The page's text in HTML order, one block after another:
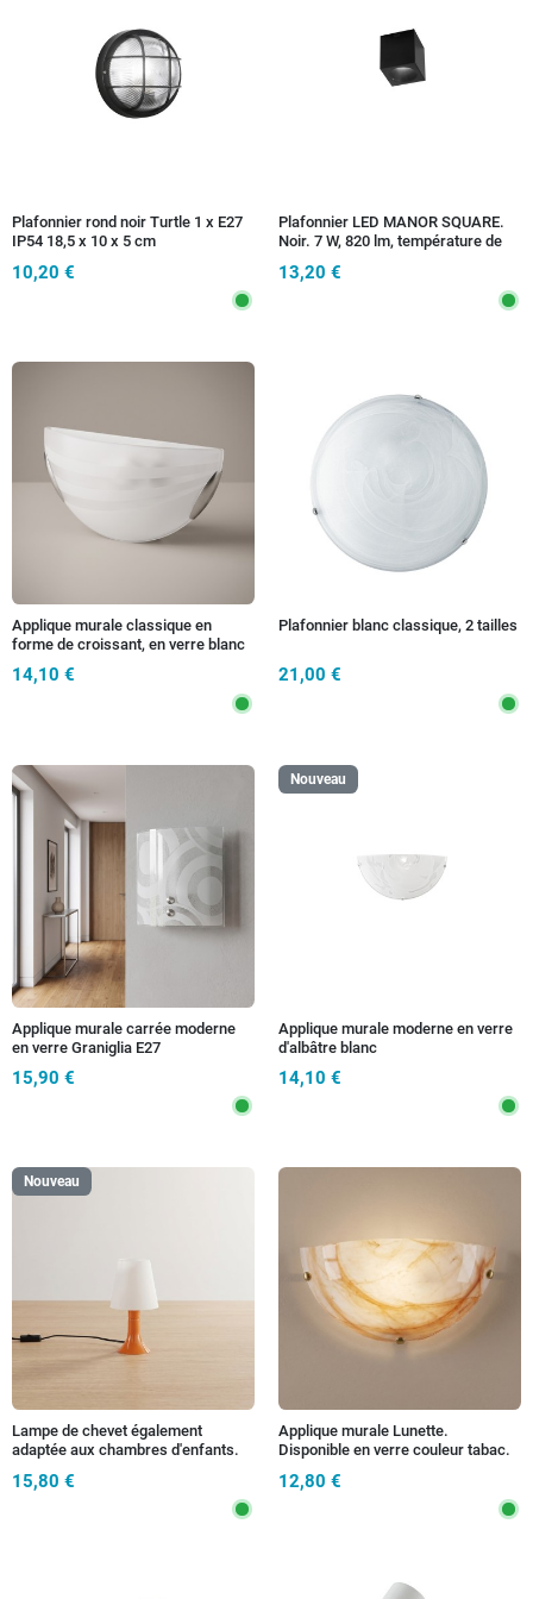
Plafonnier rond noir Turtle 1 x E27
IP54 18,5 x 10 x 5 cm
10,20 €
Plafonnier LED MANOR SQUARE.
Noir. 7 W, 820 lm, température de
dimensions : 9 x 9 x 10 cm.
13,20 €
Applique murale classique en
forme de croissant, en verre blanc
satiné
14,10 €
Plafonnier blanc classique, 2 tailles
21,00 €
Applique murale carrée moderne
en verre Graniglia E27
15,90 €
Nouveau
Applique murale moderne en verre
d'albâtre blanc
14,10 €
Nouveau
Lampe de chevet également
adaptée aux chambres d'enfants.
15,80 €
Applique murale Lunette.
Disponible en verre couleur tabac.
bars. Culot E27.
12,80 €